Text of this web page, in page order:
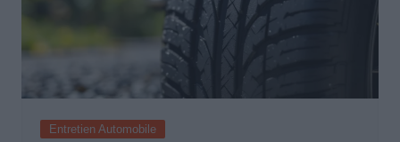
Entretien Automobile